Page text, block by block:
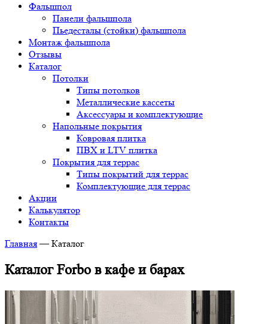
Фальшпол
Панели фальшпола
Пьедесталы (стойки) фальшпола
Монтаж фальшпола
Отзывы
Каталог
Потолки
Типы потолков
Металлические кассеты
Аксессуары и комплектующие
Напольные покрытия
Ковровая плитка
ПВХ и LTV плитка
Покрытия для террас
Типы покрытий для террас
Комплектующие для террас
Акции
Калькулятор
Контакты
Главная — Каталог
Каталог Forbo в кафе и барах